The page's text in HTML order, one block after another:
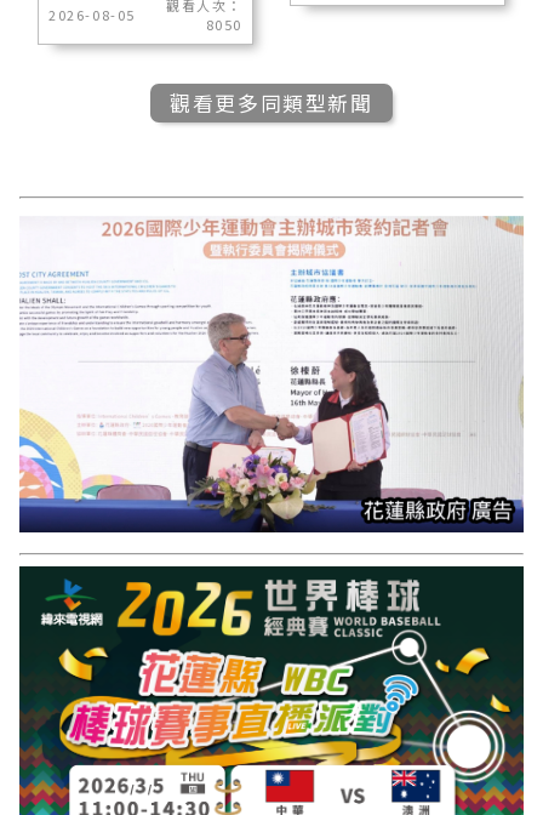
2026-08-05
觀看人次：
8050
觀看更多同類型新聞